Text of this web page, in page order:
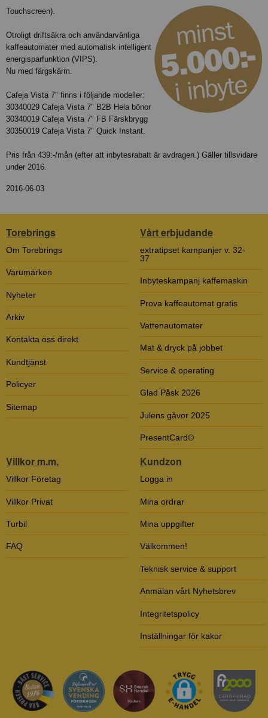
Touchscreen).
Otroligt driftsäkra och användarvänliga
kaffeautomater med automatisk intelligent
energisparfunktion (VIPS).
Nu med färgskärm.
Cafeja Vista 7" finns i följande modeller:
30340029 Cafeja Vista 7" B2B Hela bönor
30340019 Cafeja Vista 7" FB Färskbrygg
30350019 Cafeja Vista 7" Quick Instant.
Pris från 439:-/mån (efter att inbytesrabatt är avdragen.) Gäller tillsvidare
under 2016.
2016-06-03
Torebrings
Om Torebrings
Varumärken
Nyheter
Arkiv
Kontakta oss direkt
Kundtjänst
Policyer
Sitemap
Vårt erbjudande
extratipset kampanjer v. 32-
37
Inbyteskampanj kaffemaskin
Prova kaffeautomat gratis
Vattenautomater
Mat & dryck på jobbet
Service & operating
Glad Påsk 2026
Julens gåvor 2025
PresentCard©
Villkor m.m.
Villkor Företag
Villkor Privat
Turbil
FAQ
Kundzon
Logga in
Mina ordrar
Mina uppgifter
Välkommen!
Teknisk service & support
Anmälan vårt Nyhetsbrev
Integritetspolicy
Inställningar för kakor